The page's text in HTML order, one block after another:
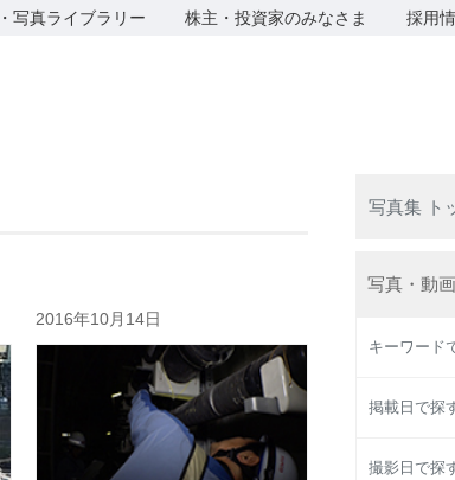
写真ライブラリー 株主・投資家のみなさま 採用
2016年10月14日
写真集 ト
写真・動
キーワード
掲載日で探
撮影日で探